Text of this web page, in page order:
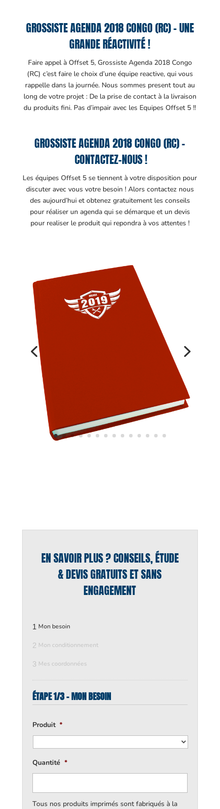
GROSSISTE AGENDA 2018 CONGO (RC) – UNE
GRANDE RÉACTIVITÉ !
Faire appel à Offset 5, Grossiste Agenda 2018 Congo
(RC) c’est faire le choix d’une équipe reactive, qui vous
rappelle dans la journée. Nous sommes present tout au
long de votre projet : De la prise de contact à la livraison
du produits fini. Pas d’impair avec les Equipes Offset 5 !!
GROSSISTE AGENDA 2018 CONGO (RC) –
CONTACTEZ-NOUS !
Les équipes Offset 5 se tiennent à votre disposition pour
discuter avec vous votre besoin ! Alors contactez nous
des aujourd’hui et obtenez gratuitement les conseils
pour réaliser un agenda qui se démarque et un devis
pour realiser le produit qui repondra à vos attentes !
EN SAVOIR PLUS ? CONSEILS, ÉTUDE
& DEVIS GRATUITS ET SANS
ENGAGEMENT
1 Mon besoin
2 Mon conditionnement
3 Mes coordonnées
ÉTAPE 1/3 - MON BESOIN
Produit *
Quantité *
Tous nos produits imprimés sont fabriqués à la